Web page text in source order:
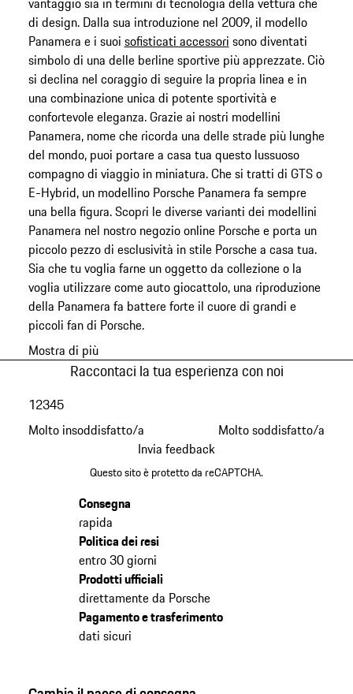
di design. Dalla sua introduzione nel 2009, il modello
Panamera e i suoi sofisticati accessori sono diventati
simbolo di una delle berline sportive più apprezzate. Ciò
si declina nel coraggio di seguire la propria linea e in
una combinazione unica di potente sportività e
confortevole eleganza. Grazie ai nostri modellini
Panamera, nome che ricorda una delle strade più lunghe
del mondo, puoi portare a casa tua questo lussuoso
compagno di viaggio in miniatura. Che si tratti di GTS o
E-Hybrid, un modellino Porsche Panamera fa sempre
una bella figura. Scopri le diverse varianti dei modellini
Panamera nel nostro negozio online Porsche e porta un
piccolo pezzo di esclusività in stile Porsche a casa tua.
Sia che tu voglia farne un oggetto da collezione o la
voglia utilizzare come auto giocattolo, una riproduzione
della Panamera fa battere forte il cuore di grandi e
piccoli fan di Porsche.
Mostra di più
Raccontaci la tua esperienza con noi
Molto insoddisfatto/a
12345
Molto soddisfatto/a
Invia feedback
Questo sito è protetto da reCAPTCHA.
Consegna
rapida
Politica dei resi
entro 30 giorni
Prodotti ufficiali
direttamente da Porsche
Pagamento e trasferimento
dati sicuri